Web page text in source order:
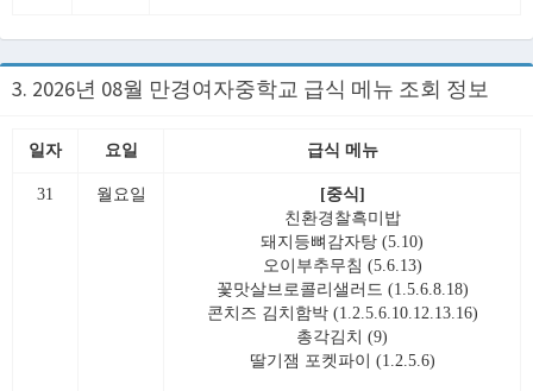
3. 2026년 08월 만경여자중학교 급식 메뉴 조회 정보
일자 요일 급식 메뉴
31 월요일
[중식]
친환경찰흑미밥
돼지등뼈감자탕 (5.10)
오이부추무침 (5.6.13)
꽃맛살브로콜리샐러드 (1.5.6.8.18)
콘치즈 김치함박 (1.2.5.6.10.12.13.16)
총각김치 (9)
딸기잼 포켓파이 (1.2.5.6)